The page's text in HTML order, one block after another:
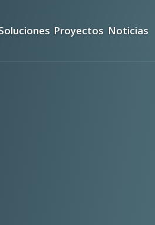
Proyectos Noticias